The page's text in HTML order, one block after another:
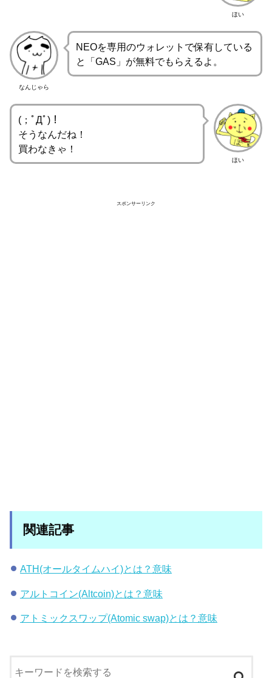
ほい
なんじゃら
NEOを専用のウォレットで保有している
と「GAS」が無料でもらえるよ。
ほい
(；ﾟДﾟ)！
そうなんだね！
買わなきゃ！
スポンサーリンク
関連記事
ATH(オールタイムハイ)とは？意味
アルトコイン(Altcoin)とは？意味
アトミックスワップ(Atomic swap)とは？意味